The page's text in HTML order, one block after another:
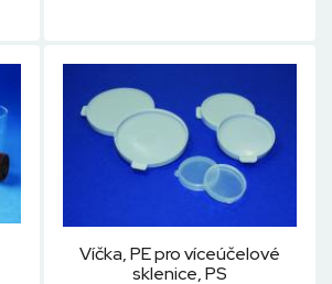
Víčka, PE pro víceúčelové
sklenice, PS